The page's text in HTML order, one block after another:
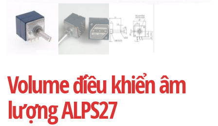
Volume điều khiển âm
lượng ALPS27